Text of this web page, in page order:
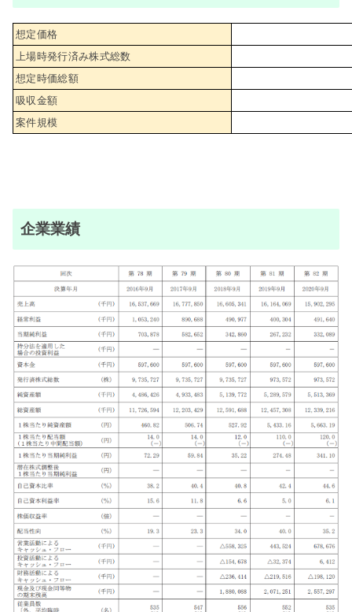
想定価格
上場時発行済み株式総数
想定時価総額
吸収金額
案件規模
企業業績